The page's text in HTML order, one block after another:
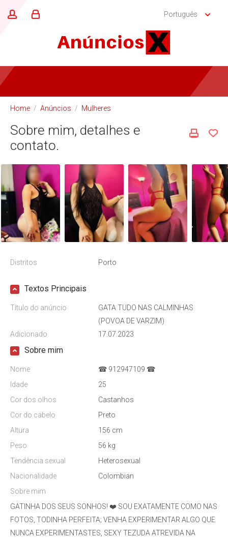
Português
Home / Anúncios / Mulheres
Sobre mim, detalhes e
contato.
Distritos Porto
Textos Principais
Título do anúncio
GATA TUDO NAS CALMINHAS
(POVOA DE VARZIM)
Adicionado
17.07.2023
Sobre mim
Nome
☎ 912947109 ☎
Idade
25
Cor dos olhos
Castanhos
Cor do cabelo
Preto
Altura
156 cm
Peso
56 kg
Tendência sexual
Heterosexual
Nacionalidade
Colombian
Sobre mim
GATINHA DOS SEUS SONHOS! ❤️ SOU EXATAMENTE COMO NAS
FOTOS, TODINHA PERFEITA; VENHA EXPERIMENTAR ALGO QUE
NUNCA EXPERIMENTASTES, SEXY TEZUDA ATREVIDA NA